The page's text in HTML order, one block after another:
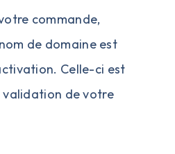
commande,
de domaine est
Celle-ci est
validation de votre